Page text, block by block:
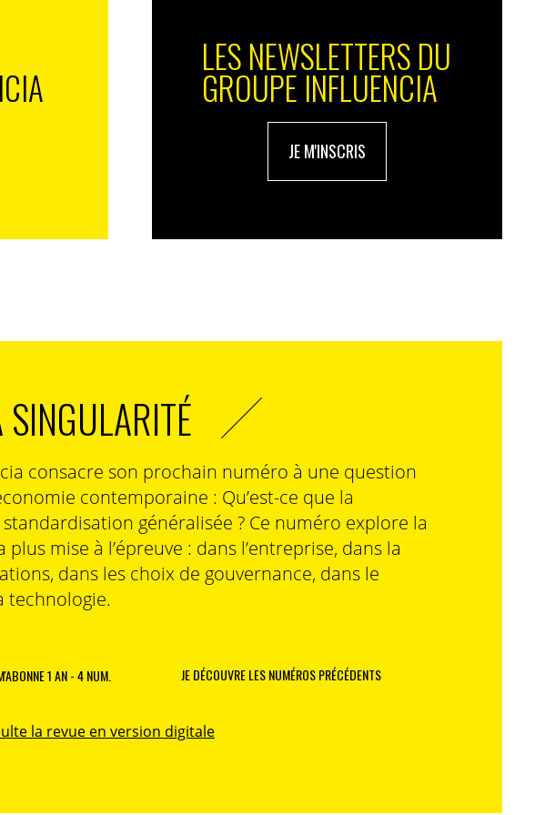
modèle
les
de
là pour vous
suis dans
pour
LES NEWSLETTERS DU
GROUPE INFLUENCIA
JE M'INSCRIS
consacre son prochain numéro à une question
contemporaine : Qu’est-ce que la
généralisée ? Ce numéro explore la
mise à l’épreuve : dans l’entreprise, dans la
dans les choix de gouvernance, dans le
technologie.
1 AN - 4 NUM. JE DÉCOUVRE LES NUMÉROS PRÉCÉDENTS
la revue en version digitale